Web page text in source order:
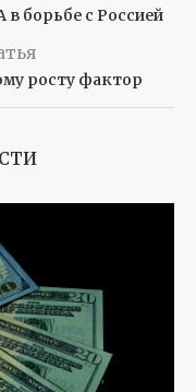
борьбе с Россией
росту фактор